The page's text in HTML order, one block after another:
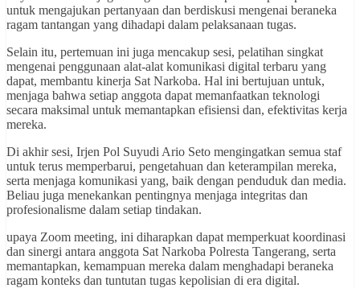
untuk mengajukan pertanyaan dan berdiskusi mengenai beraneka
ragam tantangan yang dihadapi dalam pelaksanaan tugas.
Selain itu, pertemuan ini juga mencakup sesi, pelatihan singkat
mengenai penggunaan alat-alat komunikasi digital terbaru yang
dapat, membantu kinerja Sat Narkoba. Hal ini bertujuan untuk,
menjaga bahwa setiap anggota dapat memanfaatkan teknologi
secara maksimal untuk memantapkan efisiensi dan, efektivitas kerja
mereka.
Di akhir sesi, Irjen Pol Suyudi Ario Seto mengingatkan semua staf
untuk terus memperbarui, pengetahuan dan keterampilan mereka,
serta menjaga komunikasi yang, baik dengan penduduk dan media.
Beliau juga menekankan pentingnya menjaga integritas dan
profesionalisme dalam setiap tindakan.
upaya Zoom meeting, ini diharapkan dapat memperkuat koordinasi
dan sinergi antara anggota Sat Narkoba Polresta Tangerang, serta
memantapkan, kemampuan mereka dalam menghadapi beraneka
ragam konteks dan tuntutan tugas kepolisian di era digital.